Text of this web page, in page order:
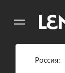
Россия